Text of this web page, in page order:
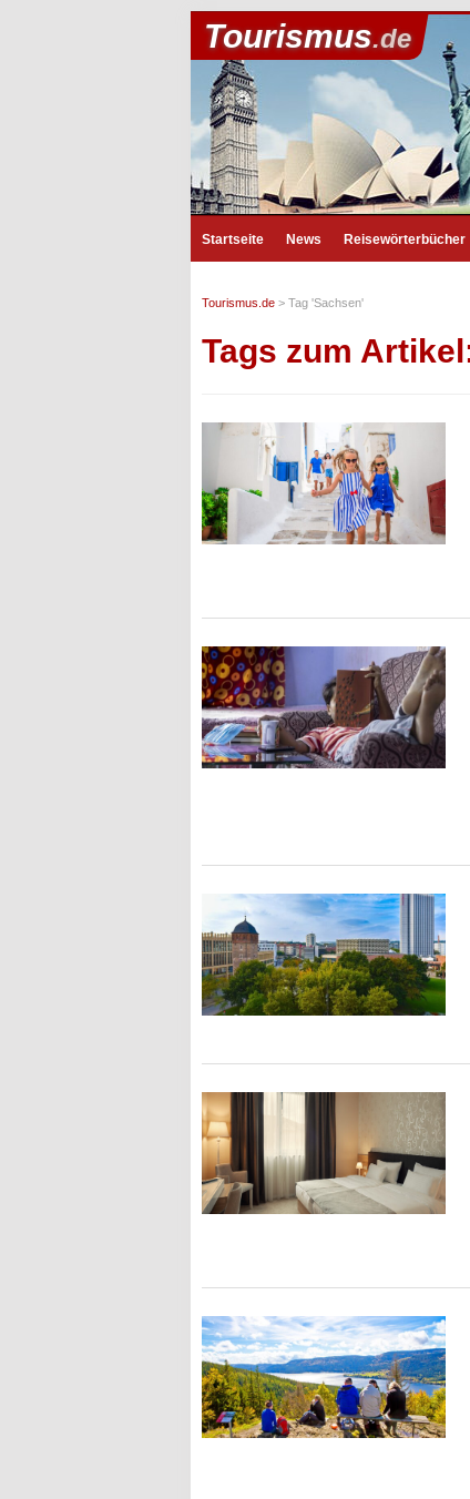
Tourismus.de
Startseite News Reisewörterbücher
Tourismus.de > Tag 'Sachsen'
Tags zum